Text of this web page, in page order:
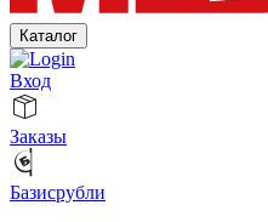
Каталог
Вход
Заказы
Базисрубли